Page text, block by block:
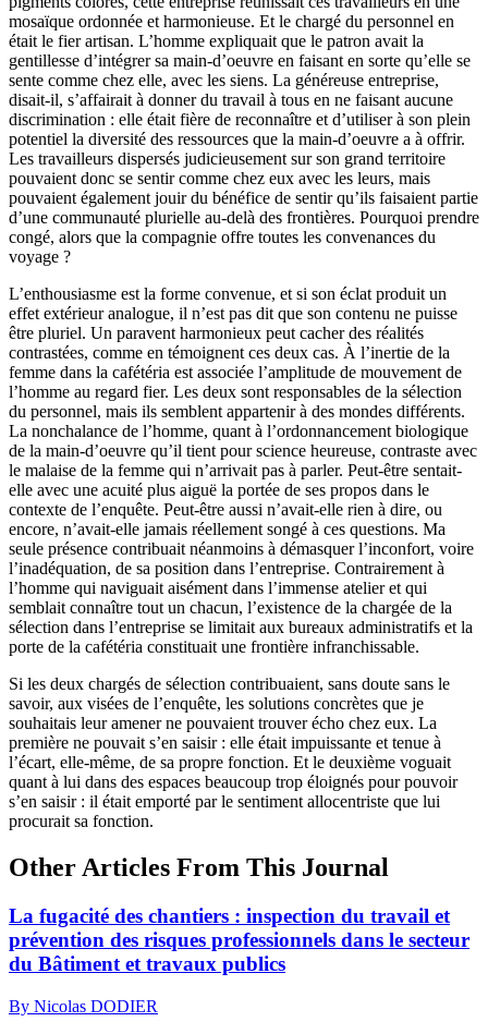
mosaïque ordonnée et harmonieuse. Et le chargé du personnel en
était le fier artisan. L’homme expliquait que le patron avait la
gentillesse d’intégrer sa main-d’oeuvre en faisant en sorte qu’elle se
sente comme chez elle, avec les siens. La généreuse entreprise,
disait-il, s’affairait à donner du travail à tous en ne faisant aucune
discrimination : elle était fière de reconnaître et d’utiliser à son plein
potentiel la diversité des ressources que la main-d’oeuvre a à offrir.
Les travailleurs dispersés judicieusement sur son grand territoire
pouvaient donc se sentir comme chez eux avec les leurs, mais
pouvaient également jouir du bénéfice de sentir qu’ils faisaient partie
d’une communauté plurielle au-delà des frontières. Pourquoi prendre
congé, alors que la compagnie offre toutes les convenances du
voyage ?
L’enthousiasme est la forme convenue, et si son éclat produit un
effet extérieur analogue, il n’est pas dit que son contenu ne puisse
être pluriel. Un paravent harmonieux peut cacher des réalités
contrastées, comme en témoignent ces deux cas. À l’inertie de la
femme dans la cafétéria est associée l’amplitude de mouvement de
l’homme au regard fier. Les deux sont responsables de la sélection
du personnel, mais ils semblent appartenir à des mondes différents.
La nonchalance de l’homme, quant à l’ordonnancement biologique
de la main-d’oeuvre qu’il tient pour science heureuse, contraste avec
le malaise de la femme qui n’arrivait pas à parler. Peut-être sentait-
elle avec une acuité plus aiguë la portée de ses propos dans le
contexte de l’enquête. Peut-être aussi n’avait-elle rien à dire, ou
encore, n’avait-elle jamais réellement songé à ces questions. Ma
seule présence contribuait néanmoins à démasquer l’inconfort, voire
l’inadéquation, de sa position dans l’entreprise. Contrairement à
l’homme qui naviguait aisément dans l’immense atelier et qui
semblait connaître tout un chacun, l’existence de la chargée de la
sélection dans l’entreprise se limitait aux bureaux administratifs et la
porte de la cafétéria constituait une frontière infranchissable.
Si les deux chargés de sélection contribuaient, sans doute sans le
savoir, aux visées de l’enquête, les solutions concrètes que je
souhaitais leur amener ne pouvaient trouver écho chez eux. La
première ne pouvait s’en saisir : elle était impuissante et tenue à
l’écart, elle-même, de sa propre fonction. Et le deuxième voguait
quant à lui dans des espaces beaucoup trop éloignés pour pouvoir
s’en saisir : il était emporté par le sentiment allocentriste que lui
procurait sa fonction.
Other Articles From This Journal
La fugacité des chantiers : inspection du travail et
prévention des risques professionnels dans le secteur
du Bâtiment et travaux publics
By Nicolas DODIER